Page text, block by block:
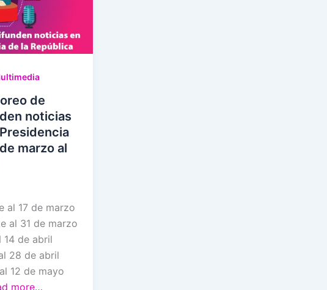
de
noticias
marzo al
al 17 de marzo
al 31 de marzo
de abril
28 de abril
12 de mayo
more…